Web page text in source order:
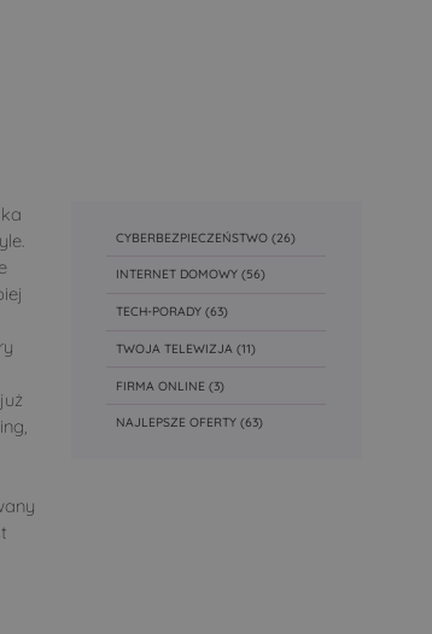
CYBERBEZPIECZEŃSTWO(26)
INTERNET DOMOWY(56)
TECH-PORADY(63)
TWOJA TELEWIZJA(11)
FIRMA ONLINE (3)
NAJLEPSZE OFERTY(63)